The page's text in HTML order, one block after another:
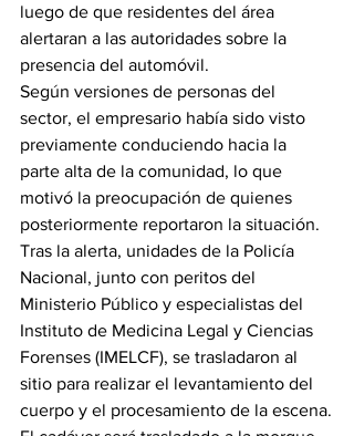
luego de que residentes del área
alertaran a las autoridades sobre la
presencia del automóvil.
Según versiones de personas del
sector, el empresario había sido visto
previamente conduciendo hacia la
parte alta de la comunidad, lo que
motivó la preocupación de quienes
posteriormente reportaron la situación.
Tras la alerta, unidades de la Policía
Nacional, junto con peritos del
Ministerio Público y especialistas del
Instituto de Medicina Legal y Ciencias
Forenses (IMELCF), se trasladaron al
sitio para realizar el levantamiento del
cuerpo y el procesamiento de la escena.